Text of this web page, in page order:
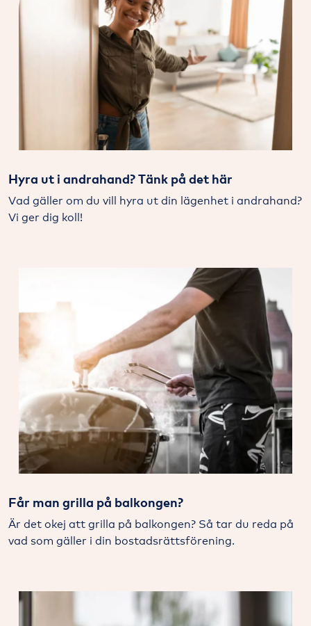
Hyra ut i andrahand? Tänk på det här
Vad gäller om du vill hyra ut din lägenhet i andrahand?
Vi ger dig koll!
Får man grilla på balkongen?
Är det okej att grilla på balkongen? Så tar du reda på
vad som gäller i din bostadsrättsförening.